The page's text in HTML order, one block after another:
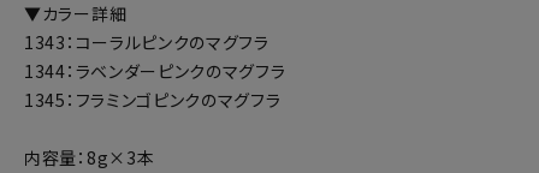
▼カラー詳細
1343：コーラルピンクのマグフラ
1344：ラベンダーピンクのマグフラ
1345：フラミンゴピンクのマグフラ
内容量：8g×3本